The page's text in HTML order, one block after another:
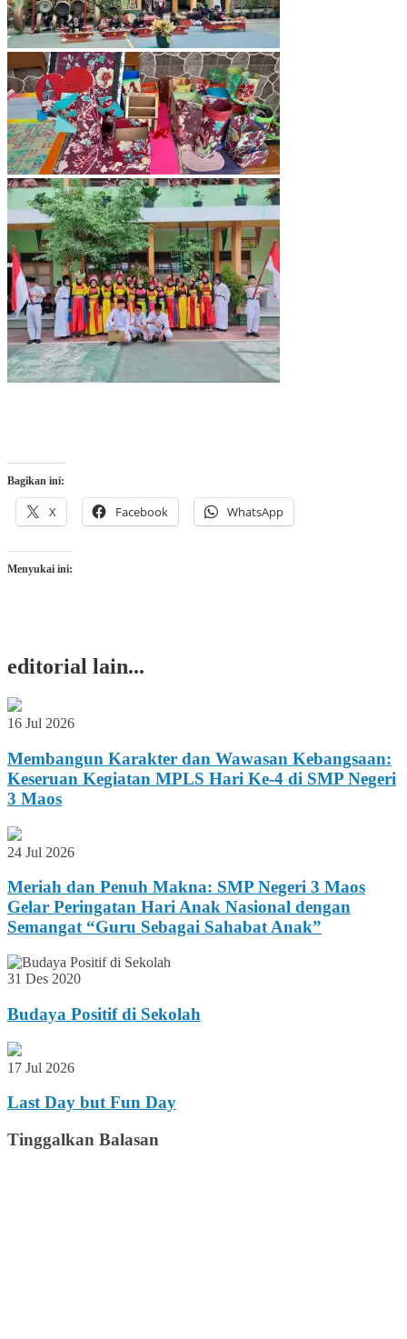
Bagikan ini:
X Facebook WhatsApp
Menyukai ini:
editorial lain...
16 Jul 2026
​Membangun Karakter dan Wawasan Kebangsaan:
Keseruan Kegiatan MPLS Hari Ke-4 di SMP Negeri
3 Maos
24 Jul 2026
Meriah dan Penuh Makna: SMP Negeri 3 Maos
Gelar Peringatan Hari Anak Nasional dengan
Semangat “Guru Sebagai Sahabat Anak”
31 Des 2020
Budaya Positif di Sekolah
17 Jul 2026
Last Day but Fun Day
Tinggalkan Balasan